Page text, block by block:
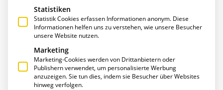
THOMAS ANNIES ALS GASTDOZENT AN DER
Statistiken
Statistik Cookies erfassen Informationen anonym. Diese
Informationen helfen uns zu verstehen, wie unsere Besucher
unsere Website nutzen.
Marketing
Marketing-Cookies werden von Drittanbietern oder
Publishern verwendet, um personalisierte Werbung
anzuzeigen. Sie tun dies, indem sie Besucher über Websites
hinweg verfolgen.